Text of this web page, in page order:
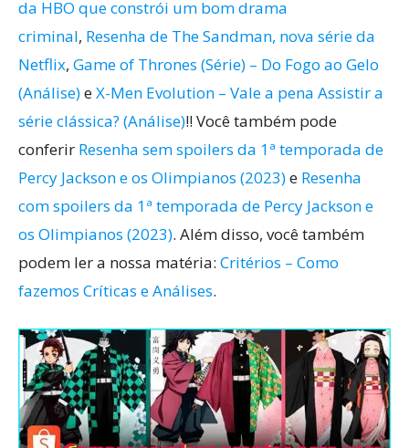
da HBO que constrói um bom drama
criminal, Resenha de The Sandman, nova série da
Netflix, Game of Thrones (Série) – Do Fogo ao Gelo
(Análise)eX-Men Evolution – Vale a pena Assistir a
série clássica? (Análise)!! Você também pode
conferir Resenha sem spoilers da 1ª temporada de
Percy Jackson e os Olimpianos (2023)e Resenha
com spoilers da 1ª temporada de Percy Jackson e
os Olimpianos (2023). Além disso, você também
podem ler a nossa matéria: Critérios – Como
fazemos Críticas e Análises.